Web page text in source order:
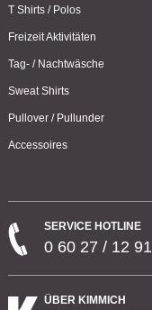
T Shirts / Polos
Freizeit Aktivitäten
Tag- / Nachtwäsche
Sweat Shirts
Pullover / Pullunder
Accessoires
SERVICE HOTLINE
0 60 27 / 12 91
ÜBER KIMMICH